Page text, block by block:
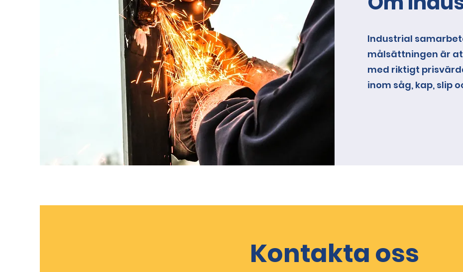
Industrial
målsättningen är
med riktigt
inom såg, kap, slip
Kontakta oss